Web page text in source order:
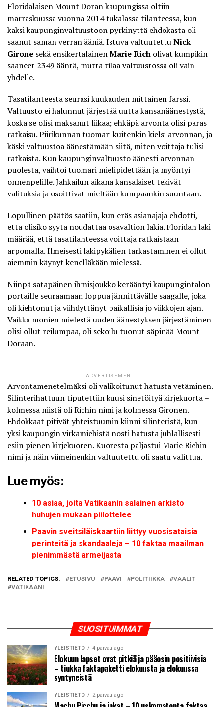
Floridalaisen Mount Doran kaupungissa oltiin
marraskuussa vuonna 2014 tukalassa tilanteessa, kun
kaksi kaupunginvaltuustoon pyrkinyttä ehdokasta oli
saanut saman verran ääniä. Istuva valtuutettuNick
Girone sekä ensikertalainenMarie Rich olivat kumpikin
saaneet 2349 ääntä, mutta tilaa valtuustossa oli vain
yhdelle.
Tasatilanteesta seurasikuukauden mittainen farssi.
Valtuusto ei halunnut järjestää uutta kansanäänestystä,
koska se olisi maksanut liikaa; ehkäpä arvonta olisi paras
ratkaisu. Piirikunnan tuomari kuitenkin kielsi arvonnan, ja
käski valtuustoa äänestämään siitä, miten voittaja tulisi
ratkaista. Kun kaupunginvaltuusto äänesti arvonnan
puolesta, vaihtoi tuomari mielipidettään ja myöntyi
onnenpelille. Jahkailun aikana kansalaiset tekivät
valituksia ja osoittivat mieltään kumpaankin suuntaan.
Lopullinen päätös saatiin, kun eräs asianajaja ehdotti,
että olisiko syytä noudattaa osavaltion lakia. Floridan laki
määrää, että tasatilanteessa voittaja ratkaistaan
arpomalla. Ilmeisesti lakipykälien tarkastaminen ei ollut
aiemmin käynyt kenelläkään mielessä.
Niinpä satapäinen ihmisjoukko kerääntyi kaupungintalon
portaille seuraamaan loppua jännittävälle saagalle, joka
oli kiehtonut ja viihdyttänyt paikallisia jo viikkojen ajan.
Vaikka monien mielestä uuden äänestyksen järjestäminen
olisi ollut reilumpaa, oli sekoilu tuonut säpinää Mount
Doraan.
ADVERTISEMENT
Arvontamenetelmäksi oli valikoitunut hatusta vetäminen.
Silinterihattuun tiputettiin kuusi sinetöityä kirjekuorta –
kolmessa niistä oli Richin nimi ja kolmessa Gironen.
Ehdokkaat pitivät yhteistuumin kiinni silinteristä, kun
yksi kaupungin virkamiehistä nosti hatusta juhlallisesti
esiin pienen kirjekuoren. Kuoresta paljastui Marie Richin
nimi ja näin viimeinenkin valtuutettu oli saatu valittua.
Lue myös:
10 asiaa, joita Vatikaanin salainen arkisto
huhujen mukaan piilottelee
Paavin sveitsiläiskaartiin liittyy vuosisataisia
perinteitä ja skandaaleja – 10 faktaa maailman
pienimmästä armeijasta
RELATED TOPICS: ETUSIVU PAAVI POLITIIKKA
VAALIT
VATIKAANI
SUOSITUIMMAT
YLEISTIETO 4 päivää ago
Elokuun lapset ovat pitkiä ja pääosin positiivisia
– tiukka faktapaketti elokuusta ja elokuussa
syntyneistä
YLEISTIETO 2 päivää ago